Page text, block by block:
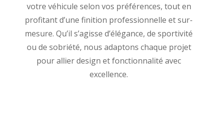
votre véhicule selon vos préférences, tout en
profitant d’une finition professionnelle et sur-
mesure. Qu’il s’agisse d’élégance, de sportivité
ou de sobriété, nous adaptons chaque projet
pour allier design et fonctionnalité avec
excellence.